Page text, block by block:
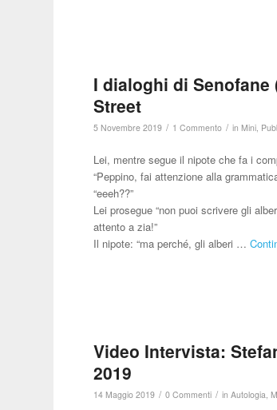
I dialoghi di
Street
5 Novembre 2019 / 1 Commento / inMini
Lei, mentre segue il nipote che fa i
“Peppino, fai attenzione alla
“eeeh??”
Lei prosegue “non puoi scrivere gli
attento a zia!”
Il nipote: “ma perché, gli alberi …
Video Intervista:
2019
14 Maggio 2019 / 0 Commenti / inAutologia,